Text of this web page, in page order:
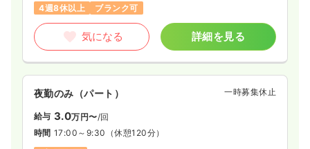
4週8休以上
ブランク可
気になる 詳細を見る
夜勤のみ（パート） 一時募集休止
給与 3.0万円〜/回
時間 17:00～9:30 （休憩120分）